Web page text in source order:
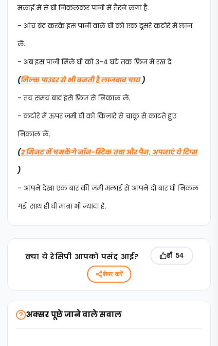
मलाई में से घी निकलकर पानी में तैरने लगा है.
- आंच बंद करके इस पानी वाले घी को एक दूसरे कटोरे में छान
लें.
- अब इस पानी मिले घी को 3-4 घंटे तक फ्रिज में रख दें.
(मिल्क पाउडर से भी बनती है लाजवाब चाय)
- तय समय बाद इसे फ्रिज से निकाल लें.
- कटोरे में ऊपर जमी घी को किनारे से चाकू से काटते हुए
निकाल लें.
(2 मिनट में चमकेंगे नॉन-स्टिक तवा और पैन, अपनाएं ये टिप्स
)
- आपने देखा एक बार की जमी मलाई से आपने दो बार घी निकल
गई. साथ ही घी मात्रा भी ज्यादा है.
क्‍या ये रेसिपी आपको पसंद आई? हाँ 54
शेयर करें
अक्सर पूछे जाने वाले सवाल